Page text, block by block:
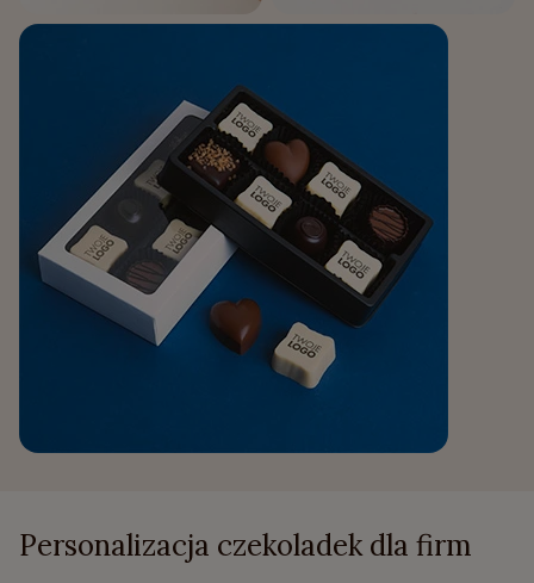
Personalizacja czekoladek dla firm